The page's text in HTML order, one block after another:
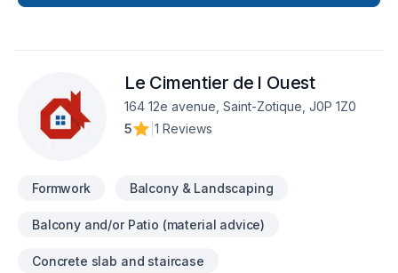
Le Cimentier de l Ouest
164 12e avenue, Saint-Zotique, J0P 1Z0
5
1 Reviews
Formwork Balcony & Landscaping
Balcony and/or Patio (material advice)
Concrete slab and staircase